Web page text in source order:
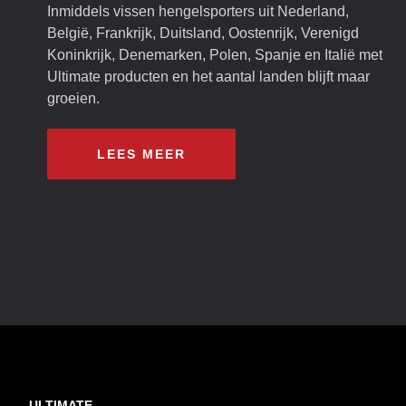
Inmiddels vissen hengelsporters uit Nederland,
België, Frankrijk, Duitsland, Oostenrijk, Verenigd
Koninkrijk, Denemarken, Polen, Spanje en Italië met
Ultimate producten en het aantal landen blijft maar
groeien.
LEES MEER